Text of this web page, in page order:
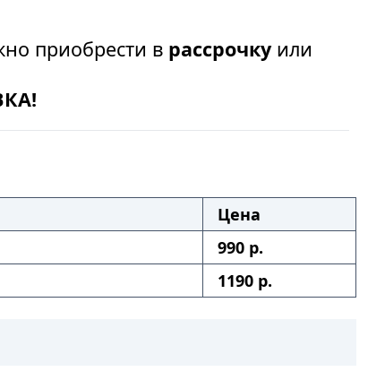
приобрести в рассрочкуили
Цена
990 р.
1190 р.